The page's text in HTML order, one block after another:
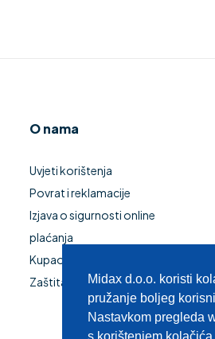
O nama
Uvjeti korištenja
Povrat i reklamacije
Izjava o sigurnosti online
plaćanja
Kupaonski namještaj
Zaštita privatnostiMidax d.o.o. koristi
pružanje boljeg
Nastavkom pregleda